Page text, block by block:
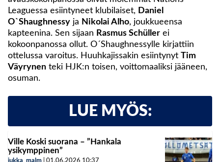
Leaguessa esiintyneet klubilaiset, Daniel
O`Shaughnessy ja Nikolai Alho, joukkueensa
kapteenina. Sen sijaan Rasmus Schüller ei
kokoonpanossa ollut. O´Shaughnessylle kirjattiin
ottelussa varoitus. Huuhkajissakin esiintynyt
Tim
Väyrynen teki HJK:n toisen, voittomaaliksi jääneen,
osuman.
LUE MYÖS:
Ville Koski suorana – ”Hankala
ysikymppinen”